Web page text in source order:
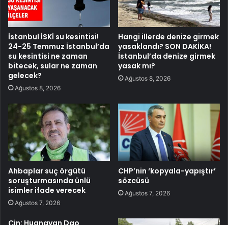
İstanbul İSKİ su kesintisi!
24-25 Temmuz İstanbul’da
su kesintisi ne zaman
bitecek, sular ne zaman
gelecek?
Ağustos 8, 2026
Hangi illerde denize girmek
yasaklandı? SON DAKİKA!
İstanbul’da denize girmek
yasak mı?
Ağustos 8, 2026
Ahbaplar suç örgütü
soruşturmasında ünlü
isimler ifade verecek
Ağustos 7, 2026
CHP’nin ‘kopyala-yapıştır’
sözcüsü
Ağustos 7, 2026
Çin: Huangyan Dao